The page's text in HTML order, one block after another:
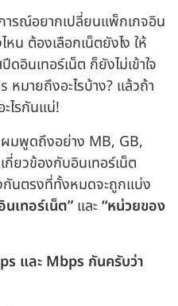
ารณ์อยากเปลี่ยนแพ็กเกจอิน
หน ต้องเลือกเน็ตยังไง ให้
อินเทอร์เน็ต ก็ยังไม่เข้าใจ
มายถึงอะไรบ้าง? แล้วถ้า
ไรกันแน่!
มพูดถึงอย่าง MB, GB,
ยวข้องกับอินเทอร์เน็ต
นตรงที่ทั้งหมดจะถูกแบ่ง
เทอร์เน็ต” และ“หน่วยของ
และ Mbps กันครับว่า